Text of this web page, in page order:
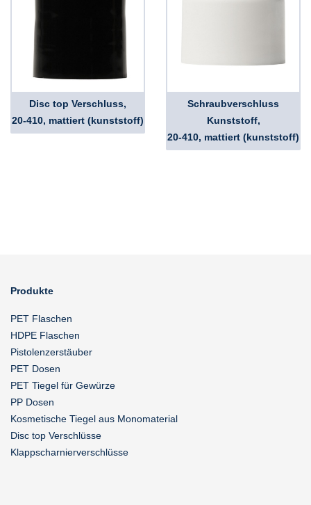
Disc top Verschluss,
20-410, mattiert (kunststoff)
Schraubverschluss
Kunststoff,
20-410, mattiert (kunststoff)
Produkte
PET Flaschen
HDPE Flaschen
Pistolenzerstäuber
PET Dosen
PET Tiegel für Gewürze
PP Dosen
Kosmetische Tiegel aus Monomaterial
Disc top Verschlüsse
Klappscharnierverschlüsse